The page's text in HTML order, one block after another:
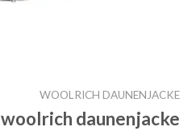
WOOLRICH DAUNENJACKE
woolrich daunenjacke